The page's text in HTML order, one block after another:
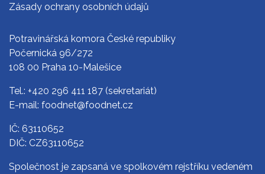
Zásady ochrany osobních údajů
Potravinářská komora České republiky
Počernická 96/272
108 00 Praha 10-Malešice
Tel.: +420 296 411 187 (sekretariát)
E-mail: foodnet@foodnet.cz
IČ: 63110652
DIČ: CZ63110652
Společnost je zapsaná ve spolkovém rejstříku vedeném